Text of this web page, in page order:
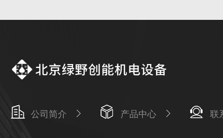
公司简介 产品中心 联